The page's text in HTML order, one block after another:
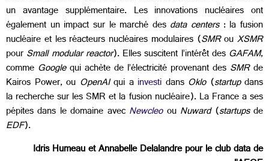
un avantage supplémentaire. Les innovations nucléaires ont
également un impact sur le marché des data centers: la fusion
nucléaire et les réacteurs nucléaires modulaires (SMRouXSMR
pourSmall modular reactor). Elles suscitent l’intérêt desGAFAM,
comme Googlequi achète de l’électricité provenant des SMRde
Kairos Power, ou OpenAIqui a investi dans Oklo(startupdans
la recherche sur les SMR et la fusion nucléaire). La France a ses
pépites dans le domaine avec Newcleo ou Nuward(startupsde
EDF).
Idris Humeau et Annabelle Delalandre pour le club data de